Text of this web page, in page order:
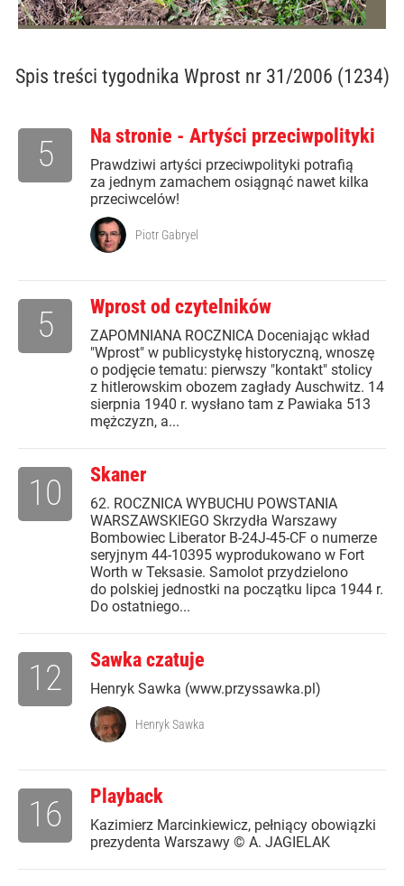
Spis treści tygodnika Wprost nr 31/2006 (1234)
Na stronie - Artyści przeciwpolityki
Prawdziwi artyści przeciwpolityki potrafią
za jednym zamachem osiągnąć nawet kilka
przeciwcelów!
5
Piotr Gabryel
Wprost od czytelników
ZAPOMNIANA ROCZNICA Doceniając wkład
"Wprost" w publicystykę historyczną, wnoszę
o podjęcie tematu: pierwszy "kontakt" stolicy
z hitlerowskim obozem zagłady Auschwitz. 14
sierpnia 1940 r. wysłano tam z Pawiaka 513
mężczyzn, a...
5
Skaner
62. ROCZNICA WYBUCHU POWSTANIA
WARSZAWSKIEGO Skrzydła Warszawy
Bombowiec Liberator B-24J-45-CF o numerze
seryjnym 44-10395 wyprodukowano w Fort
Worth w Teksasie. Samolot przydzielono
do polskiej jednostki na początku lipca 1944 r.
Do ostatniego...
10
Sawka czatuje
Henryk Sawka (www.przyssawka.pl)
12
Henryk Sawka
Playback
Kazimierz Marcinkiewicz, pełniący obowiązki
prezydenta Warszawy © A. JAGIELAK
16